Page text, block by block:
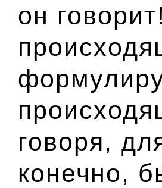
он
говоря,
конечно,